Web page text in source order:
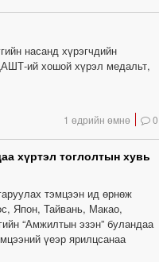
насанд хүрэгчдийн
ий хошой хүрэл медальт,
1 өдрийн өмнө 0
хүртэл тоглолтын хувь
тэмцээн ид өрнөж
Япон, Тайвань, Макао,
“Амжилтын эзэн” буландаа
үеэр ярилцсанаа